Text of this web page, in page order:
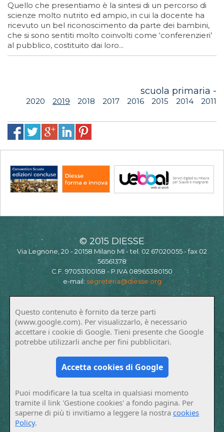
Quello che presentiamo è la sintesi di un percorso di
scienze molto nutrito ed ampio, in cui la docente ha
ricevuto un bel riconoscimento da parte dei bambini,
che si sono sentiti molto coinvolti come ‘conferenzieri’
al pubblico, costituito dai loro...
scuola primaria -
2020 2019 2018 2017 2016 2015 2014 2011
© 2015 DIESSE
Via Legnone, 20 - 20158 Milano MI - tel. 02 67020055 - fax 02
56561378
C.F. 97053100158 - P.IVA 08965380150
e-mail: segreteria@diesse.org
Questo contenuto è fornito da terze parti
(www.google.com). Per visualizzarlo, è necessario
accettare i cookie di Google. Tieni presente che Google
potrebbe utilizzarli anche per fini pubblicitari.
Accetta cookies di Google
Puoi modificare la tua scelta in qualsiasi momento
tramite il link 'Gestione cookies' a fondo pagina. Per
saperne di più ti invitiamo a leggere la nostracookies
Policy.